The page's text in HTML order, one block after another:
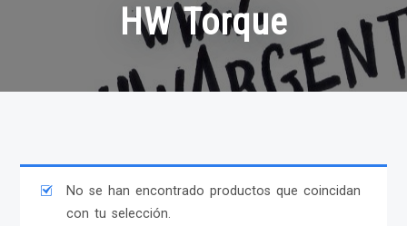
HW Torque
No se han encontrado productos que coincidan
con tu selección.